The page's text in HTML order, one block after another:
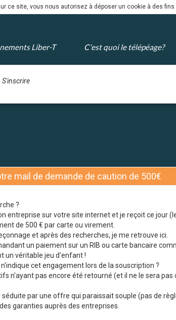
ce site, vous nous autorisez à déposer un cookie à des
Liber-T C'est quoi le télépéage?
S'inscrire
mail de demande de caution de 500€
?
entreprise sur votre site internet et je reçoit ce jour
de 500 € par carte ou virement.
et après des recherches, je me retrouve ici.
un paiement sur un RIB ou carte bancaire
un véritable jeu d'enfant !
cet engagement lors de la souscription ?
n'ayant pas encore été retourné (et il ne le sera
par une offre qui paraissait souple (pas de
garanties auprès des entreprises.